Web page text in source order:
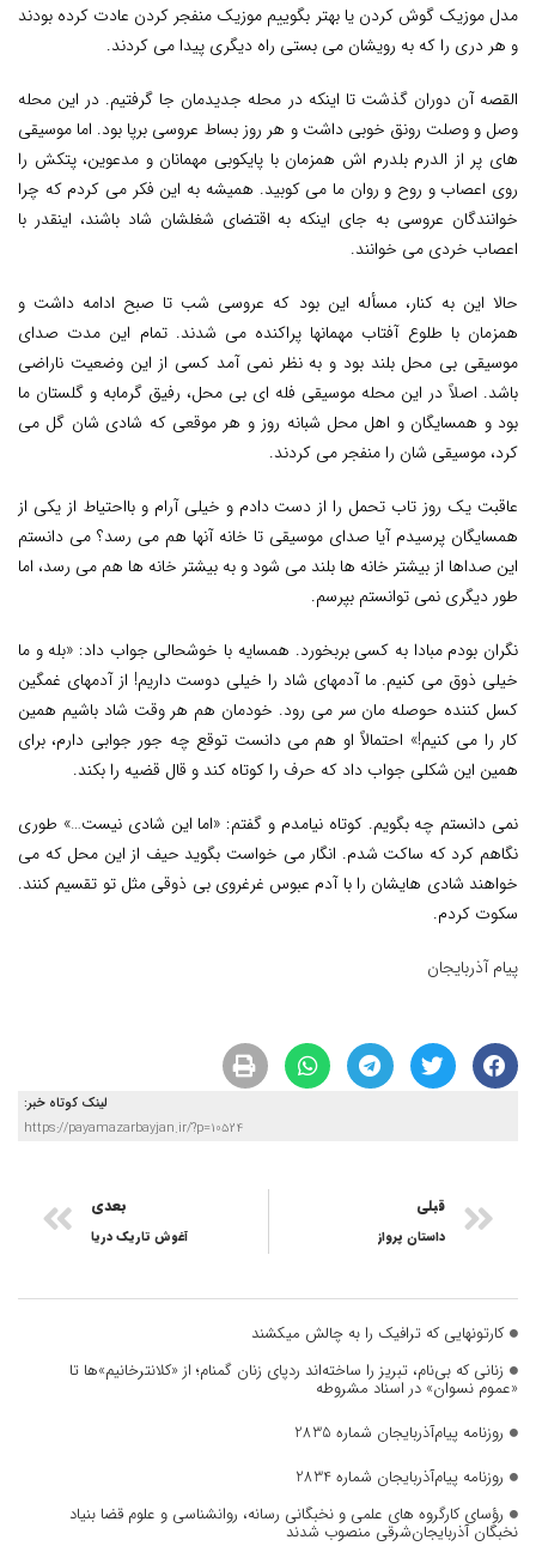
مدل موزیک گوش کردن یا بهتر بگوییم موزیک منفجر کردن عادت کرده بودند
و هر دری را که به رویشان می بستی راه دیگری پیدا می کردند.
القصه آن دوران گذشت تا اینکه در محله جدیدمان جا گرفتیم. در این محله
وصل و وصلت رونق خوبی داشت و هر روز بساط عروسی برپا بود. اما موسیقی
های پر از الدرم بلدرم اش همزمان با پایکوبی مهمانان و مدعوین، پتکش را
روی اعصاب و روح و روان ما می کوبید. همیشه به این فکر می کردم که چرا
خوانندگان عروسی به جای اینکه به اقتضای شغلشان شاد باشند، اینقدر با
اعصاب خردی می خوانند.
حالا این به کنار، مسأله این بود که عروسی شب تا صبح ادامه داشت و
همزمان با طلوع آفتاب مهمانها پراکنده می شدند. تمام این مدت صدای
موسیقی بی محل بلند بود و به نظر نمی آمد کسی از این وضعیت ناراضی
باشد. اصلاً در این محله موسیقی فله ای بی محل، رفیق گرمابه و گلستان ما
بود و همسایگان و اهل محل شبانه روز و هر موقعی که شادی شان گل می
کرد، موسیقی شان را منفجر می کردند.
عاقبت یک روز تاب تحمل را از دست دادم و خیلی آرام و بااحتیاط از یکی از
همسایگان پرسیدم آیا صدای موسیقی تا خانه آنها هم می رسد؟ می دانستم
این صداها از بیشتر خانه ها بلند می شود و به بیشتر خانه ها هم می رسد، اما
طور دیگری نمی توانستم بپرسم.
نگران بودم مبادا به کسی بربخورد. همسایه با خوشحالی جواب داد: «بله و ما
خیلی ذوق می کنیم. ما آدمهای شاد را خیلی دوست داریم! از آدمهای غمگین
کسل کننده حوصله مان سر می رود. خودمان هم هر وقت شاد باشیم همین
کار را می کنیم!» احتمالاً او هم می دانست توقع چه جور جوابی دارم، برای
همین این شکلی جواب داد که حرف را کوتاه کند و قال قضیه را بکند.
نمی دانستم چه بگویم. کوتاه نیامدم و گفتم: «اما این شادی نیست…» طوری
نگاهم کرد که ساکت شدم. انگار می خواست بگوید حیف از این محل که می
خواهند شادی هایشان را با آدم عبوس غرغروی بی ذوقی مثل تو تقسیم کنند.
سکوت کردم.
پیام آذربایجان
لینک کوتاه خبر:
https://payamazarbayjan.ir/?p=10524
قبلی
داستان پرواز
بعدی
آغوش تاریک دریا
کارتونهایی که ترافیک را به چالش میکشند
زنانی که بی‌نام، تبریز را ساخته‌اند ردپای زنان گمنام؛ از «کلانترخانیم»ها تا
«عموم نسوان» در اسناد مشروطه
روزنامه پیام‌آذربایجان شماره 2835
روزنامه پیام‌آذربایجان شماره 2834
رؤسای کارگروه های علمی و نخبگانی رسانه، روانشناسی و علوم قضا بنیاد
نخبگان آذربایجان‌شرقی منصوب شدند